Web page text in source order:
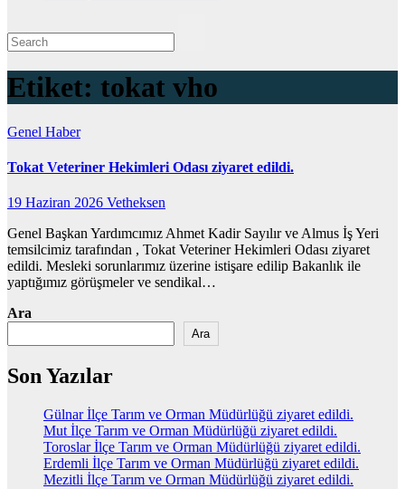
Etiket: tokat vho
Genel Haber
Tokat Veteriner Hekimleri Odası ziyaret edildi.
19 Haziran 2026 Vetheksen
Genel Başkan Yardımcımız Ahmet Kadir Sayılır ve Almus İş Yeri
temsilcimiz tarafından , Tokat Veteriner Hekimleri Odası ziyaret
edildi. Mesleki sorunlarımız üzerine istişare edilip Bakanlık ile
yaptığımız görüşmeler ve sendikal…
Ara
Ara
Son Yazılar
Gülnar İlçe Tarım ve Orman Müdürlüğü ziyaret edildi.
Mut İlçe Tarım ve Orman Müdürlüğü ziyaret edildi.
Toroslar İlçe Tarım ve Orman Müdürlüğü ziyaret edildi.
Erdemli İlçe Tarım ve Orman Müdürlüğü ziyaret edildi.
Mezitli İlçe Tarım ve Orman Müdürlüğü ziyaret edildi.